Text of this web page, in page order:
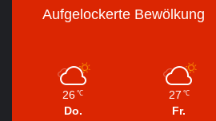
Aufgelockerte Bewölkung
26 ℃
Do.
27 ℃
Fr.